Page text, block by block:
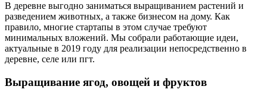
В деревне выгодно заниматься выращиванием растений и
разведением животных, а также бизнесом на дому. Как
правило, многие стартапы в этом случае требуют
минимальных вложений. Мы собрали работающие идеи,
актуальные в 2019 году для реализации непосредственно в
деревне, селе или пгт.
Выращивание ягод, овощей и фруктов